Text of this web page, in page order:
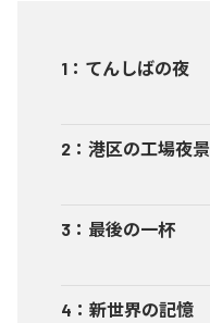
1 ： てんしばの夜
2 ： 港区の工場夜景
3 ： 最後の一杯
4 ： 新世界の記憶